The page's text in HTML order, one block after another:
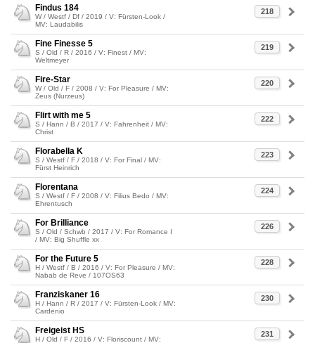
218
Findus 184
W / Westf / Df / 2019 / V: Fürsten-Look /
MV: Laudabilis
219
Fine Finesse 5
S / Old / R / 2016 / V: Finest / MV:
Weltmeyer
220
Fire-Star
W / Old / F / 2008 / V: For Pleasure / MV:
Zeus (Nurzeus)
222
Flirt with me 5
S / Hann / B / 2017 / V: Fahrenheit / MV:
Christ
223
Florabella K
S / Westf / F / 2018 / V: For Final / MV:
Fürst Heinrich
224
Florentana
S / Westf / F / 2008 / V: Filius Bedo / MV:
Ehrentusch
226
For Brilliance
S / Old / Schwb / 2017 / V: For Romance I
/ MV: Big Shuffle xx
228
For the Future 5
H / Westf / B / 2016 / V: For Pleasure / MV:
Nabab de Reve / 107OS63
230
Franziskaner 16
H / Hann / R / 2017 / V: Fürsten-Look / MV:
Cardenio
231
Freigeist HS
H / Old / F / 2016 / V: Floriscount / MV: